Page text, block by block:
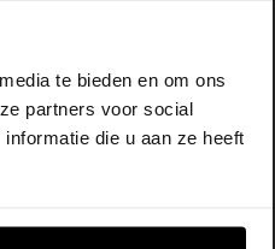
te bieden en om ons
partners voor social
die u aan ze heeft